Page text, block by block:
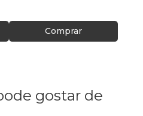
Comprar
gostar de